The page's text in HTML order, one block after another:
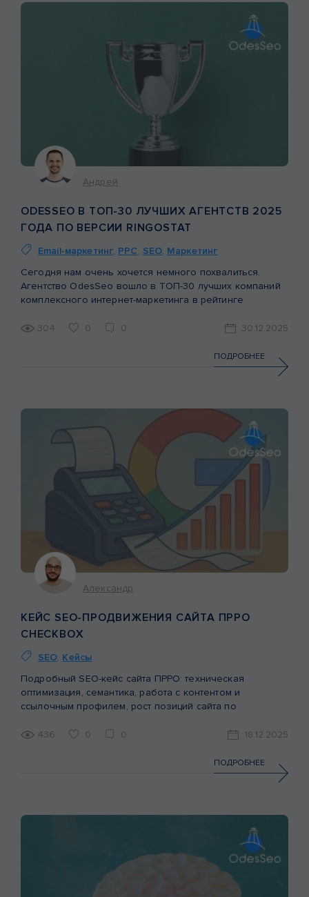
Андрей
ODESSEO В ТОП-30 ЛУЧШИХ АГЕНТСТВ 2025
ГОДА ПО ВЕРСИИ RINGOSTAT
Email-маркетинг, PPC, SEO, Маркетинг
Сегодня нам очень хочется немного похвалиться.
Агентство OdesSeo вошло в ТОП-30 лучших компаний
комплексного интернет-маркетинга в рейтинге
Ringostat — это платформа сквозной аналитики и
звонков пришло с рекламы, какой процент из них стал
сделкой. Сотни коллег по рынку и клиентов отдавали
304 0 0 30.12.2025
ПОДРОБНЕЕ
Александр
КЕЙС SEO-ПРОДВИЖЕНИЯ САЙТА ПРРО
CHECKBOX
SEO, Кейсы
Подробный SEO-кейс сайта ПРРО: техническая
оптимизация, семантика, работа с контентом и
ссылочным профилем, рост позиций сайта по
436
0 0 18.12.2025
ПОДРОБНЕЕ